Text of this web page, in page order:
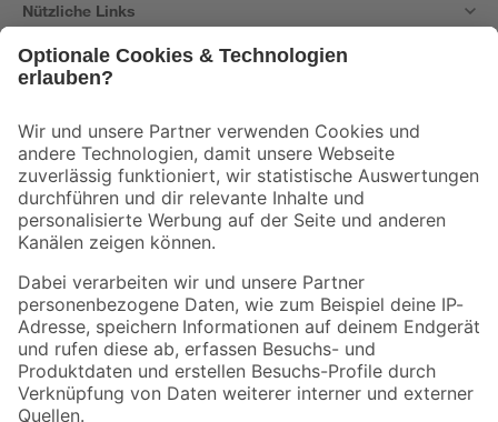
Nützliche Links
Der toom Newsletter: Keine Angebote und Aktionen mehr verpassen!
Zur Newsletter Anmeldung
Folge uns
Zahlungsarten Versandarten